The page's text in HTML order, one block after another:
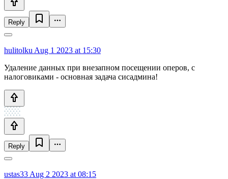
Reply
hulitolku Aug 1 2023 at 15:30
Удаление данных при внезапном посещении оперов, с
налоговиками - основная задача сисадмина!
Reply
ustas33 Aug 2 2023 at 08:15